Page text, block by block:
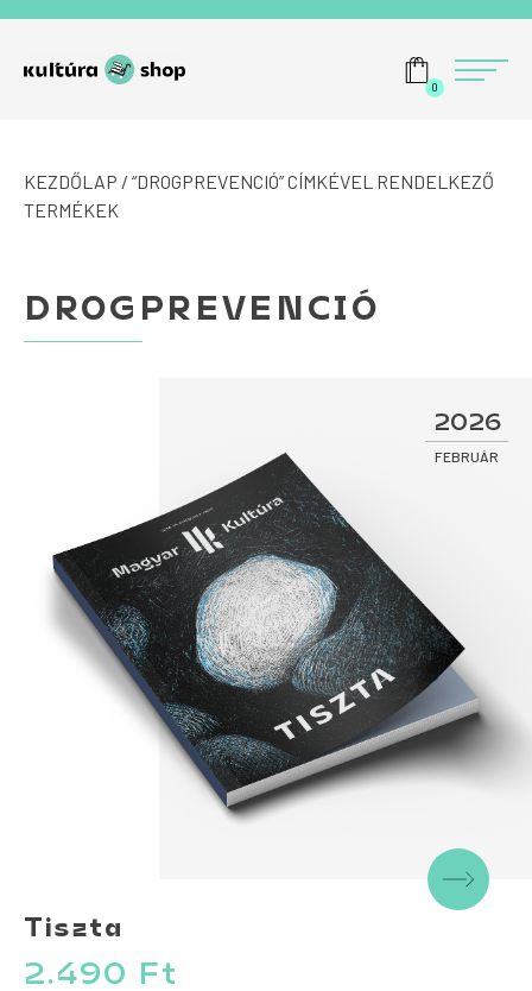
Menü
0
KEZDŐLAP / “DROGPREVENCIÓ” CÍMKÉVEL RENDELKEZŐ
TERMÉKEK
DROGPREVENCIÓ
2026
FEBRUÁR
Tiszta
2.490 Ft